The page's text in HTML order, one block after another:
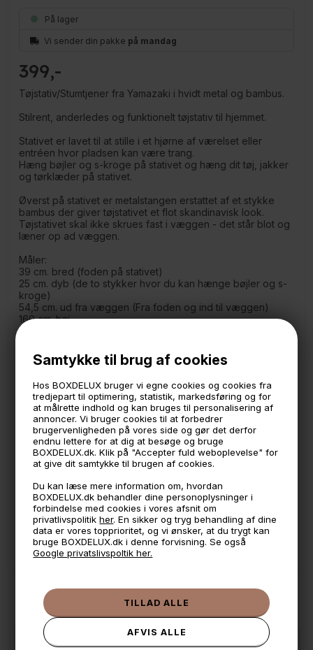
Samtykke til brug af cookies
Hos BOXDELUX bruger vi egne cookies og cookies fra
tredjepart til optimering, statistik, markedsføring og for
at målrette indhold og kan bruges til personalisering af
annoncer. Vi bruger cookies til at forbedrer
brugervenligheden på vores side og gør det derfor
endnu lettere for at dig at besøge og bruge
BOXDELUX.dk. Klik på "Accepter fuld weboplevelse" for
at give dit samtykke til brugen af cookies.
Du kan læse mere information om, hvordan
BOXDELUX.dk behandler dine personoplysninger i
forbindelse med cookies i vores afsnit om
privatlivspolitikher. En sikker og tryg behandling af dine
data er vores topprioritet, og vi ønsker, at du trygt kan
bruge BOXDELUX.dk i denne forvisning. Se også
Google privatslivspoltik her.
På lager
Vi sender din pakke på mandag
399
Tøjstativ/Stumtjener fra Yamazaki i hvidt metal og bambus.
Stilrent, anderledes og funktionelt tøjstativ til hjemmet.
Stativet er lavet til at stille i et hjørne af værelset eller
entréen hvor pladsen kan være trang.
Hæng bøjler og s-kroge på stativet og hæng dit tøj, jakker
og tørklæder på stativet.
Øverst på stativet er metalstangen erstattet af et stykke
bambus der giver tøjstativet et flot skandinavisk look.
Tøjstativet skal ikke skrues fast i væggen - det står blot og
læner op ad væggen.
Måler:
39 cm. bred (foden på stativet)
25 cm. dyb (de to stykker hvor du kan hænge bøjler og s-
kroge)
54,5 cm. ud fra væggen (Fra foden og ind til væggen)
160 cm. høj
Leveres usamlet i en flad pakke.
🕚 Bestil inden 11 & vi sender samme dag på hverdage
🧺 Kan du lægge varen i kurven, er den på lager
🌟 4,9 med over 1200 anmeldelser ★★★★★
💳 Betal med
📱 Kundeservice 50446800 (9-12)
Kundeservicemail@boxdelux.dk(24/7)
ANDRE IDÉER